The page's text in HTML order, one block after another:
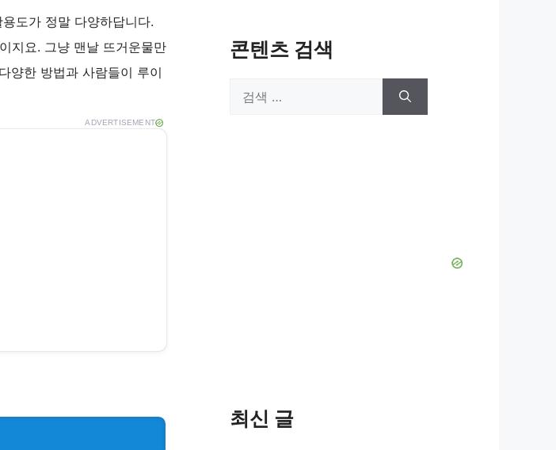
도가 정말 다양하답니다.
지요. 그냥 맨날 뜨거운물만
양한 방법과 사람들이 루이
ADVERTISEMENT
콘텐츠 검색
최신 글